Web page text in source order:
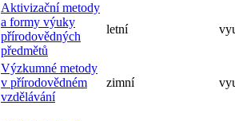
Aktivizační metody
a formy výuky
přírodovědných
předmětů
letní
Výzkumné metody
v přírodovědném
vzdělávání
zimní